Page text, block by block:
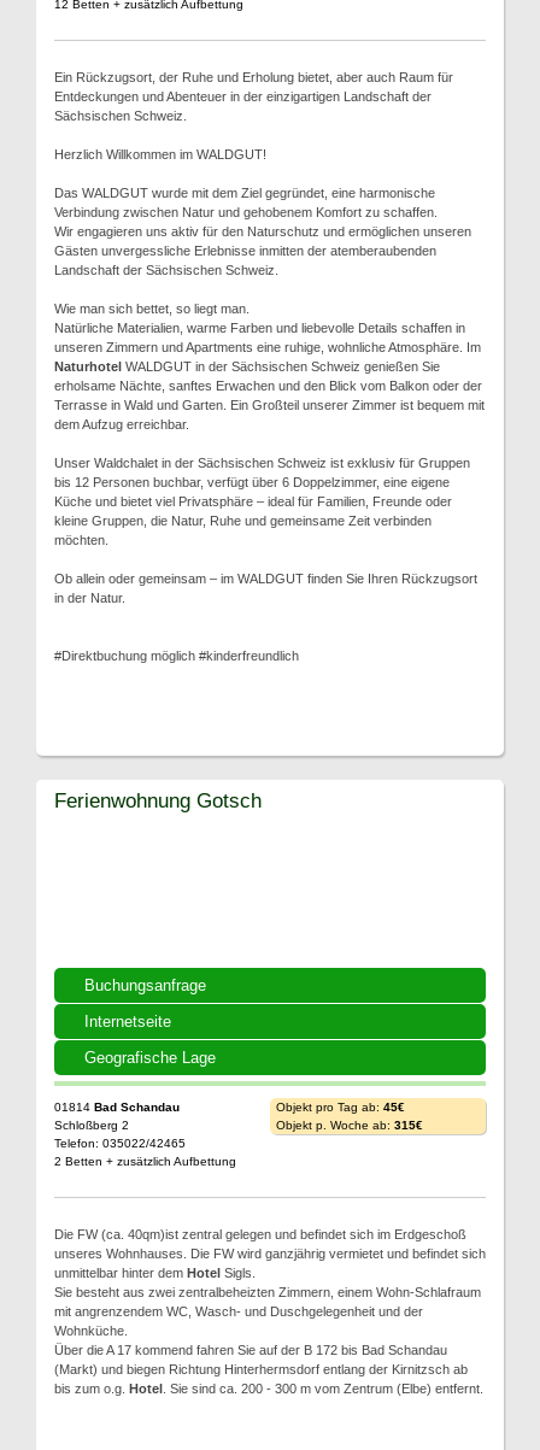
12 Betten + zusätzlich Aufbettung
Ein Rückzugsort, der Ruhe und Erholung bietet, aber auch Raum für
Entdeckungen und Abenteuer in der einzigartigen Landschaft der
Sächsischen Schweiz.
Herzlich Willkommen im WALDGUT!
Das WALDGUT wurde mit dem Ziel gegründet, eine harmonische
Verbindung zwischen Natur und gehobenem Komfort zu schaffen.
Wir engagieren uns aktiv für den Naturschutz und ermöglichen unseren
Gästen unvergessliche Erlebnisse inmitten der atemberaubenden
Landschaft der Sächsischen Schweiz.
Wie man sich bettet, so liegt man.
Natürliche Materialien, warme Farben und liebevolle Details schaffen in
unseren Zimmern und Apartments eine ruhige, wohnliche Atmosphäre. Im
Naturhotel WALDGUT in der Sächsischen Schweiz genießen Sie
erholsame Nächte, sanftes Erwachen und den Blick vom Balkon oder der
Terrasse in Wald und Garten. Ein Großteil unserer Zimmer ist bequem mit
dem Aufzug erreichbar.
Unser Waldchalet in der Sächsischen Schweiz ist exklusiv für Gruppen
bis 12 Personen buchbar, verfügt über 6 Doppelzimmer, eine eigene
Küche und bietet viel Privatsphäre – ideal für Familien, Freunde oder
kleine Gruppen, die Natur, Ruhe und gemeinsame Zeit verbinden
möchten.
Ob allein oder gemeinsam – im WALDGUT finden Sie Ihren Rückzugsort
in der Natur.
#Direktbuchung möglich #kinderfreundlich
Buchungsanfrage
Internetseite
Geografische Lage
Ferienwohnung Gotsch
01814 Bad Schandau
Schloßberg 2
Telefon: 035022/42465
2 Betten + zusätzlich Aufbettung
Objekt pro Tag ab: 45€
Objekt p. Woche ab: 315€
Die FW (ca. 40qm)ist zentral gelegen und befindet sich im Erdgeschoß
unseres Wohnhauses. Die FW wird ganzjährig vermietet und befindet sich
unmittelbar hinter dem Hotel Sigls.
Sie besteht aus zwei zentralbeheizten Zimmern, einem Wohn-Schlafraum
mit angrenzendem WC, Wasch- und Duschgelegenheit und der
Wohnküche.
Über die A 17 kommend fahren Sie auf der B 172 bis Bad Schandau
(Markt) und biegen Richtung Hinterhermsdorf entlang der Kirnitzsch ab
bis zum o.g. Hotel . Sie sind ca. 200 - 300 m vom Zentrum (Elbe) entfernt.